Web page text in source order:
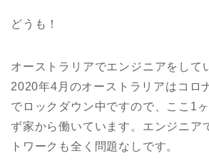
どうも！
オーストラリアでエンジニアをして
2020年4月のオーストラリアはコロ
でロックダウン中ですので、ここ1
ず家から働いています。エンジニア
トワークも全く問題なしです。